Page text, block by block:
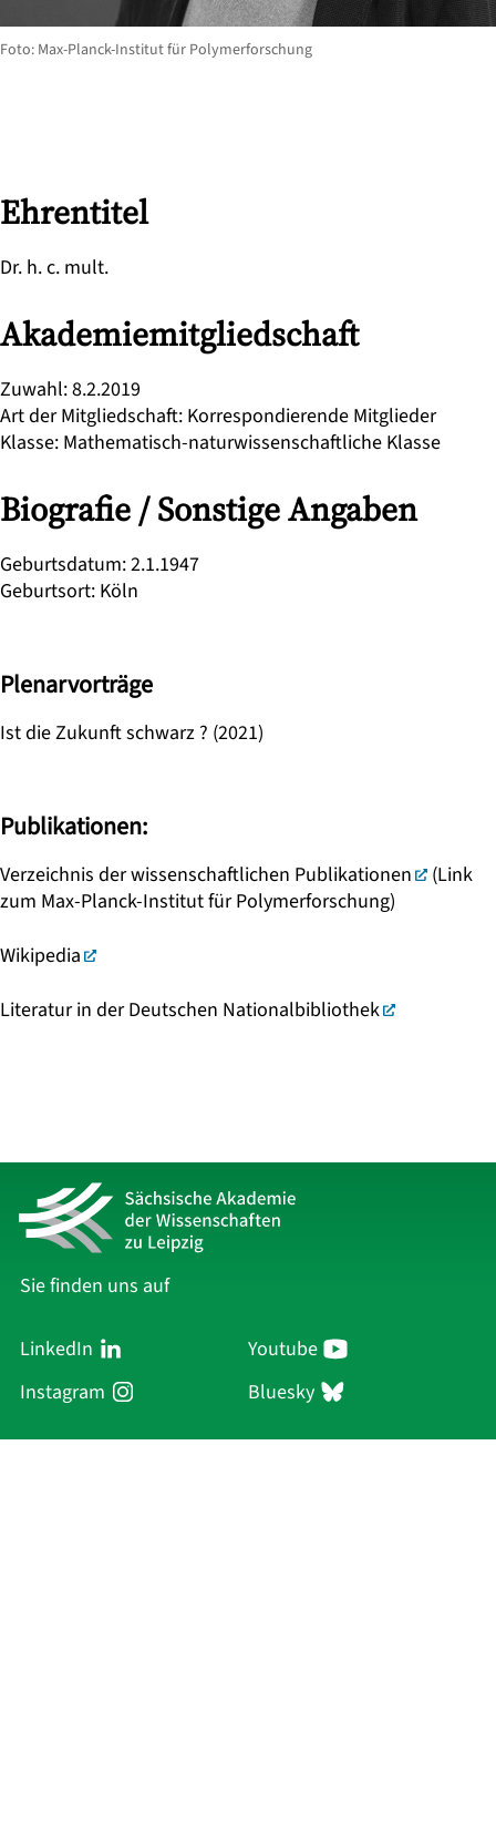
Ehrentitel
Dr. h. c. mult.
Akademiemitgliedschaft
Zuwahl:8.2.2019
Art der Mitgliedschaft: Korrespondierende Mitglieder
Klasse: Mathematisch-naturwissenschaftliche Klasse
Biografie / Sonstige Angaben
Geburtsdatum:2.1.1947
Geburtsort: Köln
Plenarvorträge
Ist die Zukunft schwarz ? (2021)
Publikationen:
Verzeichnis der wissenschaftlichen Publikationen
(Link
zum Max-Planck-Institut für Polymerforschung)
Wikipedia
Literatur in der Deutschen Nationalbibliothek
Foto: Max-Planck-Institut für Polymerforschung
Sie finden uns auf
LinkedIn
Youtube
Instagram
Bluesky